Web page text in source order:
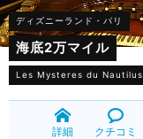
ディズニーランド・パリ
海底2万マイル
Les Mysteres du Nautilus
詳細 クチコミ